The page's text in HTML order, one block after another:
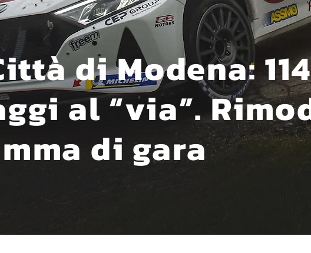
di Modena: 114
al “via”.
di gara